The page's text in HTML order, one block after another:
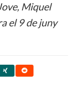
Miquel
el 9 de juny